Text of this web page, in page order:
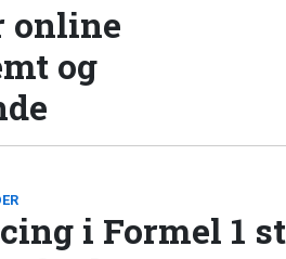
online
og
i Formel 1